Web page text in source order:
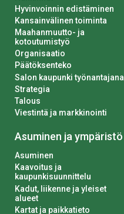
Hyvinvoinnin edistäminen
Kansainvälinen toiminta
Maahanmuutto- ja
kotoutumistyö
Organisaatio
Päätöksenteko
Salon kaupunki työnantajana
Strategia
Talous
Viestintä ja markkinointi
Asuminen ja ympäristö
Asuminen
Kaavoitus ja
kaupunkisuunnittelu
Kadut, liikenne ja yleiset
alueet
Kartat ja paikkatieto